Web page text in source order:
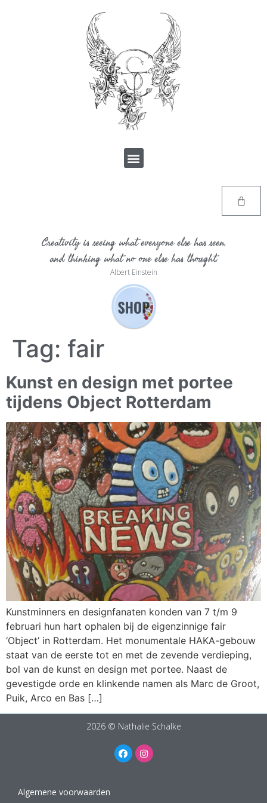
Creativity is seeing what everyone else has seen,
and thinking what no one else has thought.
Albert Einstein
Tag: fair
Kunst en design met portee
tijdens Object Rotterdam
Kunstminners en designfanaten konden van 7 t/m 9
februari hun hart ophalen bij de eigenzinnige fair
‘Object’ in Rotterdam. Het monumentale HAKA-gebouw
staat van de eerste tot en met de zevende verdieping,
bol van de kunst en design met portee. Naast de
gevestigde orde en klinkende namen als Marc de Groot,
Puik, Arco en Bas […]
2026 © Nathalie Schalke
Algemene voorwaarden